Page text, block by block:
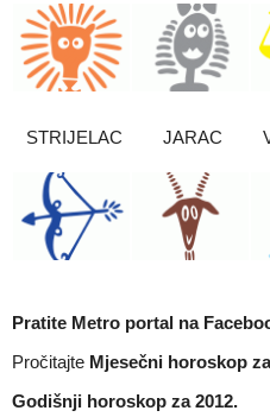
STRIJELAC JARAC
Pratite Metro portal na
Pročitajte Mjesečni horoskop
Godišnji horoskop za 2012.